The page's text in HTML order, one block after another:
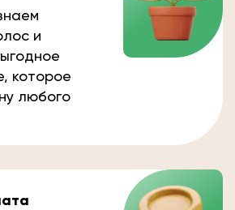
и
которое
любого